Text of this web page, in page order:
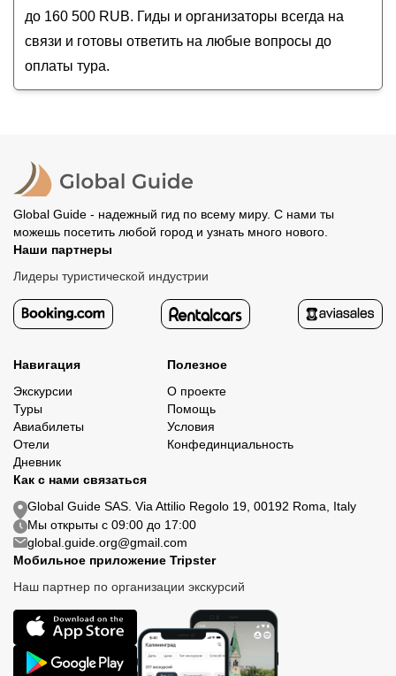
до 160 500 RUB. Гиды и организаторы всегда на
связи и готовы ответить на любые вопросы до
оплаты тура.
Global Guide - надежный гид по всему миру. С нами ты
можешь посетить любой город и узнать много нового.
Наши партнеры
Лидеры туристической индустрии
Навигация
Экскурсии
Туры
Авиабилеты
Отели
Дневник
Полезное
О проекте
Помощь
Условия
Конфединциальность
Как с нами связаться
Global Guide SAS. Via Attilio Regolo 19, 00192 Roma, Italy
Мы открыты с 09:00 до 17:00
global.guide.org@gmail.com
Мобильное приложение Tripster
Наш партнер по организации экскурсий